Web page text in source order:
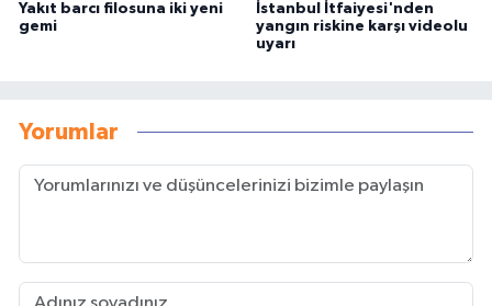
Yakıt barcı filosuna iki yeni
gemi
İstanbul İtfaiyesi'nden
yangın riskine karşı videolu
uyarı
Yorumlar